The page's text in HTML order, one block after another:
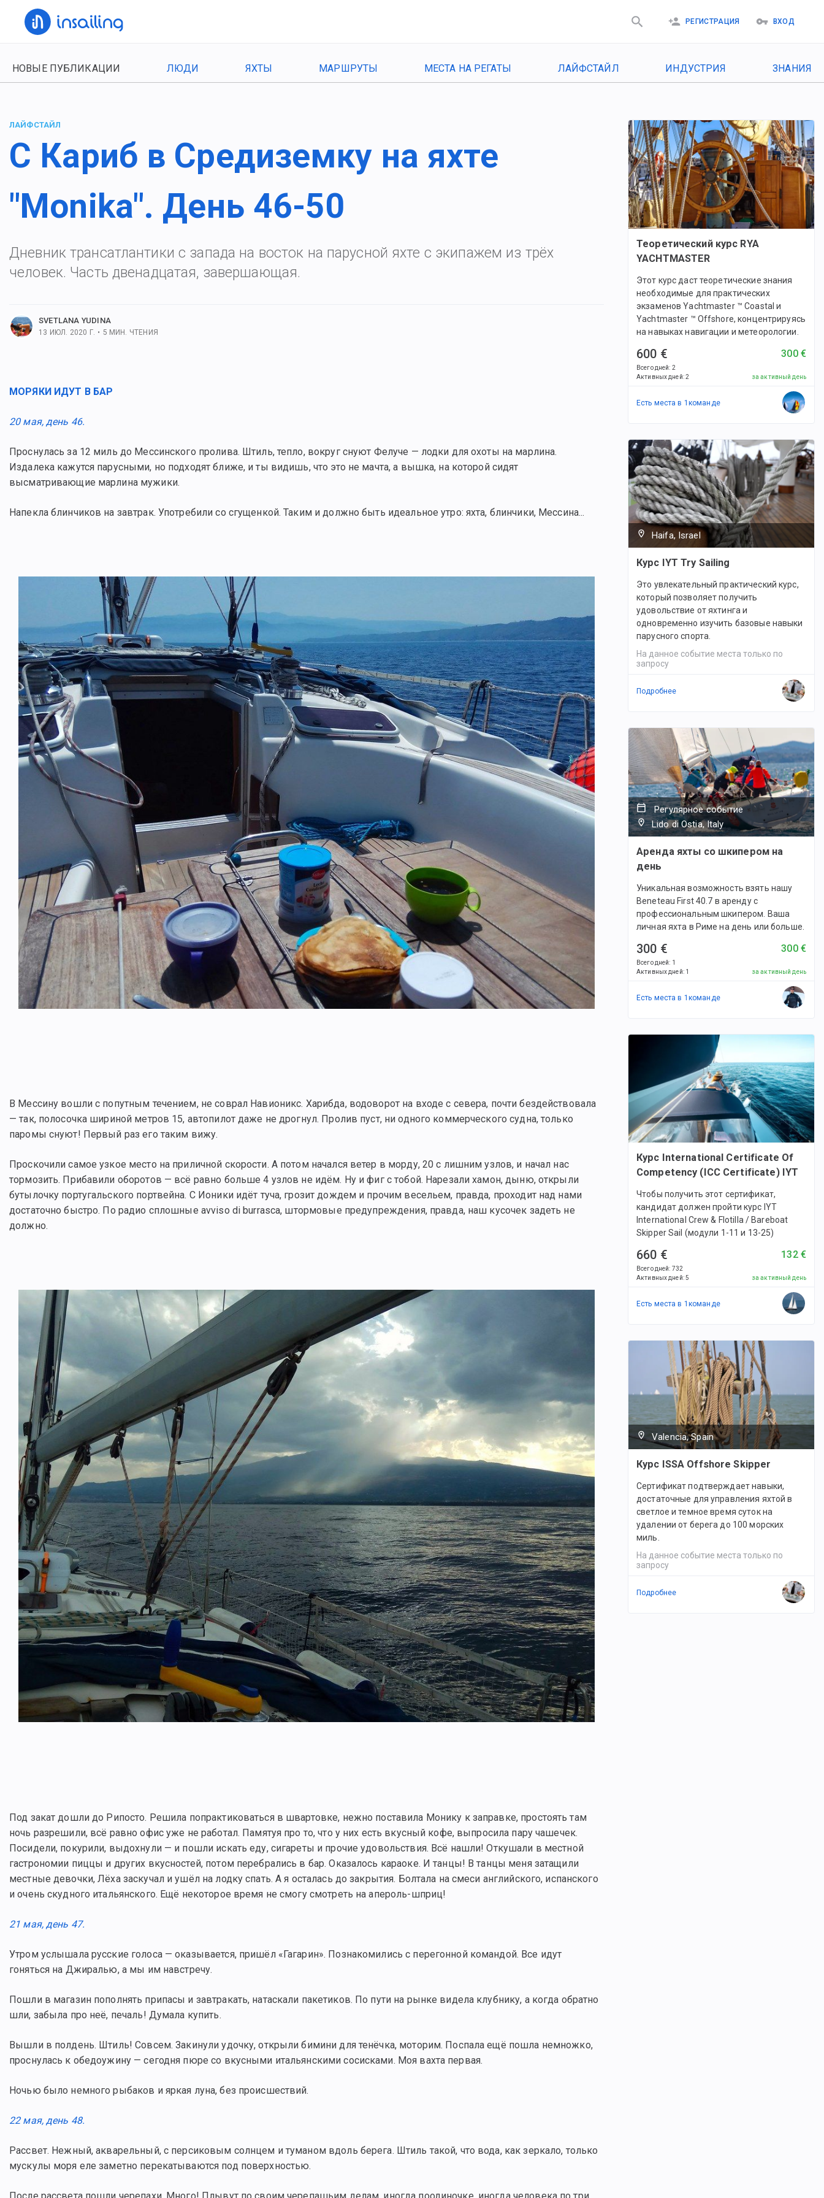
РЕГИСТРАЦИЯ ВХОД
НОВЫЕ ПУБЛИКАЦИИ ЛЮДИ ЯХТЫ МАРШРУТЫ МЕСТА НА РЕГАТЫ ЛАЙФСТАЙЛ ИНДУСТРИЯ ЗНАНИЯ
ЛАЙФСТАЙЛ
С Кариб в Средиземку на яхте
"Monika". День 46-50
Дневник трансатлантики с запада на восток на парусной яхте с экипажем из трёх
человек. Часть двенадцатая, завершающая.
SVETLANA YUDINA
13 ИЮЛ. 2020 Г. • 5 МИН. ЧТЕНИЯ
МОРЯКИ ИДУТ В БАР
20 мая, день 46.
Проснулась за 12 миль до Мессинского пролива. Штиль, тепло, вокруг снуют Фелуче — лодки для охоты на марлина.
Издалека кажутся парусными, но подходят ближе, и ты видишь, что это не мачта, а вышка, на которой сидят
высматривающие марлина мужики.
Напекла блинчиков на завтрак. Употребили со сгущенкой. Таким и должно быть идеальное утро: яхта, блинчики, Мессина...
В Мессину вошли с попутным течением, не соврал Навионикс. Харибда, водоворот на входе с севера, почти бездействовала
— так, полосочка шириной метров 15, автопилот даже не дрогнул. Пролив пуст, ни одного коммерческого судна, только
паромы снуют! Первый раз его таким вижу.
Проскочили самое узкое место на приличной скорости. А потом начался ветер в морду, 20 с лишним узлов, и начал нас
тормозить. Прибавили оборотов — всё равно больше 4 узлов не идём. Ну и фиг с тобой. Нарезали хамон, дыню, открыли
бутылочку португальского портвейна. С Ионики идёт туча, грозит дождем и прочим весельем, правда, проходит над нами
достаточно быстро. По радио сплошные avviso di burrasca, штормовые предупреждения, правда, наш кусочек задеть не
должно.
Под закат дошли до Рипосто. Решила попрактиковаться в швартовке, нежно поставила Монику к заправке, простоять там
ночь разрешили, всё равно офис уже не работал. Памятуя про то, что у них есть вкусный кофе, выпросила пару чашечек.
Посидели, покурили, выдохнули — и пошли искать еду, сигареты и прочие удовольствия. Всё нашли! Откушали в местной
гастрономии пиццы и других вкусностей, потом перебрались в бар. Оказалось караоке. И танцы! В танцы меня затащили
местные девочки, Лёха заскучал и ушёл на лодку спать. А я осталась до закрытия. Болтала на смеси английского, испанского
и очень скудного итальянского. Ещё некоторое время не смогу смотреть на апероль-шприц!
21 мая, день 47.
Утром услышала русские голоса — оказывается, пришёл «Гагарин». Познакомились с перегонной командой. Все идут
гоняться на Джиралью, а мы им навстречу.
Пошли в магазин пополнять припасы и завтракать, натаскали пакетиков. По пути на рынке видела клубнику, а когда обратно
шли, забыла про неё, печаль! Думала купить.
Вышли в полдень. Штиль! Совсем. Закинули удочку, открыли бимини для тенёчка, моторим. Поспала ещё пошла немножко,
проснулась к обедоужину — сегодня пюре со вкусными итальянскими сосисками. Моя вахта первая.
Ночью было немного рыбаков и яркая луна, без происшествий.
22 мая, день 48.
Рассвет. Нежный, акварельный, с персиковым солнцем и туманом вдоль берега. Штиль такой, что вода, как зеркало, только
мускулы моря еле заметно перекатываются под поверхностью.
Теоретический курс RYA
YACHTMASTER
Этот курс даст теоретические знания
необходимые для практических
экзаменов Yachtmaster ™ Coastal и
Yachtmaster ™ Offshore, концентрируясь
на навыках навигации и метеорологии.
600 €
Всего дней: 2
Активных дней:2
300 €
за активный день
Есть места в 1 командe
Haifa, Israel
Курс IYT Try Sailing
Это увлекательный практический курс,
который позволяет получить
удовольствие от яхтинга и
одновременно изучить базовые навыки
парусного спорта.
На данное событие места только по
запросу
Подробнее
Регулярное событие
Lido di Ostia, Italy
Аренда яхты со шкипером на
день
Уникальная возможность взять нашу
Beneteau First 40.7 в аренду с
профессиональным шкипером. Ваша
личная яхта в Риме на день или больше.
300 €
Всего дней: 1
Активных дней: 1
300 €
за активный день
Есть места в 1 командe
Курс International Certificate Of
Competency (ICC Certificate) IYT
Чтобы получить этот сертификат,
кандидат должен пройти курс IYT
International Crew & Flotilla / Bareboat
Skipper Sail (модули 1-11 и 13-25)
660 €
Всего дней: 732
Активных дней:5
132 €
за активный день
Есть места в 1 командe
Valencia, Spain
Курс ISSA Offshore Skipper
Сертификат подтверждает навыки,
достаточные для управления яхтой в
светлое и темное время суток на
удалении от берега до 100 морских
миль.
На данное событие места только по
запросу
Подробнее